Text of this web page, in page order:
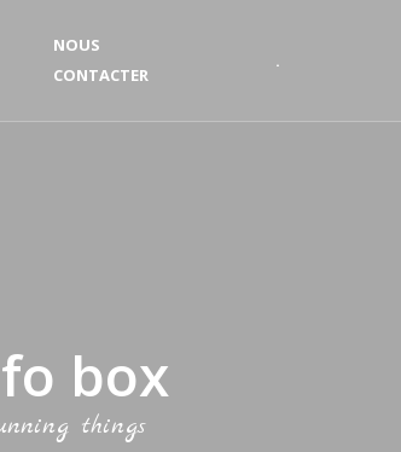
NOUS
CONTACTER
.
box
things